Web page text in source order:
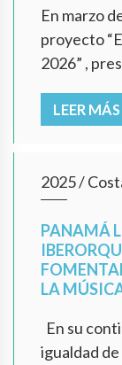
En marzo
proyecto
2026” ,
LEER MÁS
2025/
PANAMÁ
LA
En su
igualdad